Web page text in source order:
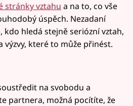
stránky vztahu a na to, co vše
úspěch. Nezadaní
hledá stejně seriózní vztah,
které to může přinést.
na svobodu a
partnera, možná pocítíte, že